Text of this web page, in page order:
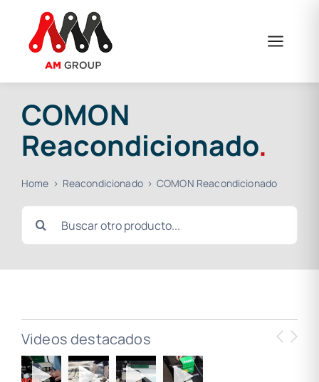
contenido
COMON
Reacondicionado.
Home Reacondicionado COMON Reacondicionado
Buscar:
Videos destacados